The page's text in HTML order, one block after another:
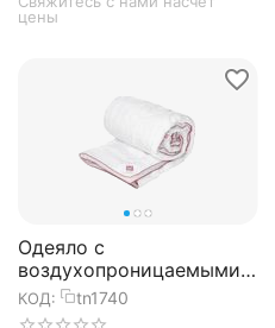
цены
Одеяло с
воздухопроницаемыми
каналами Clima warm
155х215 см, TAC
КОД: tn1740